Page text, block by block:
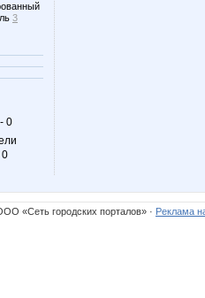
3
0
0
«Сеть городских порталов» · Реклама